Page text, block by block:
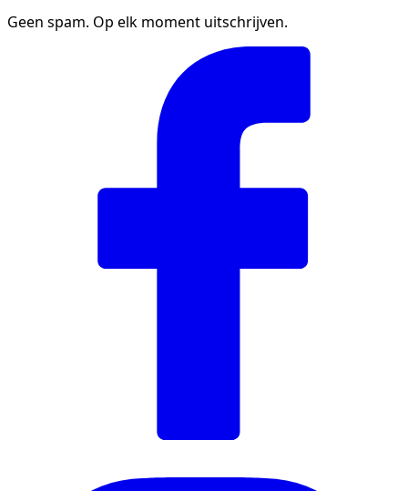
Geen spam. Op elk moment uitschrijven.